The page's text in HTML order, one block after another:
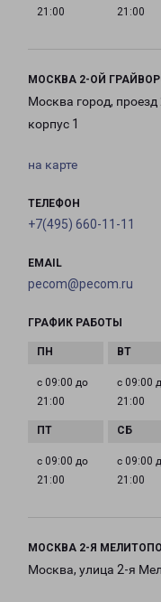
21:00
21:00
МОСКВА 2-ОЙ
Москва город,
корпус 1
на карте
ТЕЛЕФОН
+7(495) 660-11-11
EMAIL
pecom@pecom.ru
ГРАФИК РАБОТЫ
с 09:00 до
21:00
с 09:00
21:00
с 09:00 до
21:00
с 09:00
21:00
МОСКВА 2-Я
Москва, улица 2-я